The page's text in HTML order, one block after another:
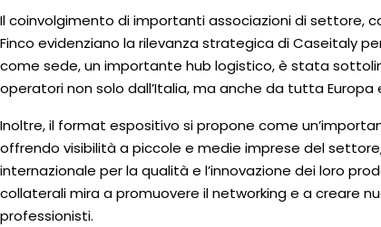
Il coinvolgimento di importanti associazioni di settore,
Finco evidenziano la rilevanza strategica di Caseitaly
come sede, un importante hub logistico, è stata
operatori non solo dall’Italia, ma anche da tutta
Inoltre, il format espositivo si propone come
offrendo visibilità a piccole e medie imprese del
internazionale per la qualità e l’innovazione dei loro
collaterali mira a promuovere il networking e a creare
professionisti.